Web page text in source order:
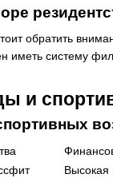
обратить
систему
и
Высокая